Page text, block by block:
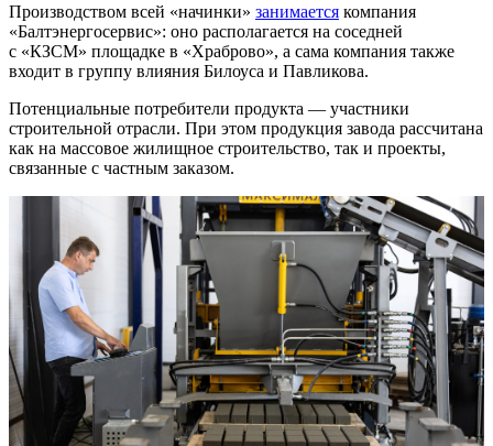
Производством всей «начинки» занимается компания
«Балтэнергосервис»: оно располагается на соседней
с «КЗСМ» площадке в «Храброво», а сама компания также
входит в группу влияния Билоуса и Павликова.
Потенциальные потребители продукта — участники
строительной отрасли. При этом продукция завода рассчитана
как на массовое жилищное строительство, так и проекты,
связанные с частным заказом.